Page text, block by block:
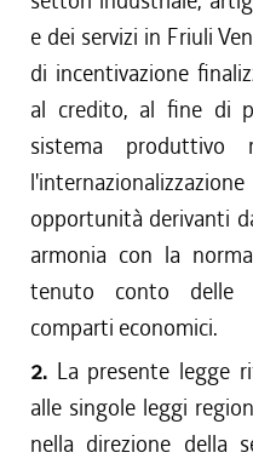
e dei servizi in Friuli
di incentivazione
al credito, al fine di
sistema produttivo
opportunità derivanti
armonia con la
tenuto conto delle
comparti economici.
2. La presente legge
alle singole leggi
nella direzione della